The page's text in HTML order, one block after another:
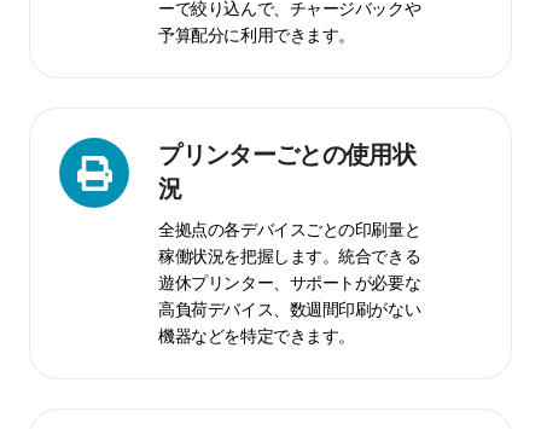
ーで絞り込んで、チャージバックや
予算配分に利用できます。
プリンターごとの使用状
況
全拠点の各デバイスごとの印刷量と
稼働状況を把握します。統合できる
遊休プリンター、サポートが必要な
高負荷デバイス、数週間印刷がない
機器などを特定できます。
プ
リ
ン